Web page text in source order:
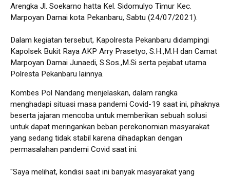
Arengka Jl. Soekarno hatta Kel. Sidomulyo Timur Kec.
Marpoyan Damai kota Pekanbaru, Sabtu (24/07/2021).
Dalam kegiatan tersebut, Kapolresta Pekanbaru didampingi
Kapolsek Bukit Raya AKP Arry Prasetyo, S.H.,M.H dan Camat
Marpoyan Damai Junaedi, S.Sos.,M.Si serta pejabat utama
Polresta Pekanbaru lainnya.
Kombes Pol Nandang menjelaskan, dalam rangka
menghadapi situasi masa pandemi Covid-19 saat ini, pihaknya
beserta jajaran mencoba untuk memberikan sebuah solusi
untuk dapat meringankan beban perekonomian masyarakat
yang sedang tidak stabil karena dihadapkan dengan
permasalahan pandemi Covid saat ini.
"Saya melihat, kondisi saat ini banyak masyarakat yang